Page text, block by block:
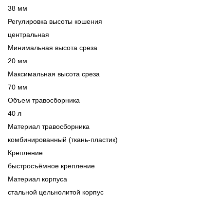
38 мм
Регулировка высоты кошения
центральная
Минимальная высота среза
20 мм
Максимальная высота среза
70 мм
Объем травосборника
40 л
Материал травосборника
комбинированный (ткань-пластик)
Крепление
быстросъёмное крепление
Материал корпуса
стальной цельнолитой корпус